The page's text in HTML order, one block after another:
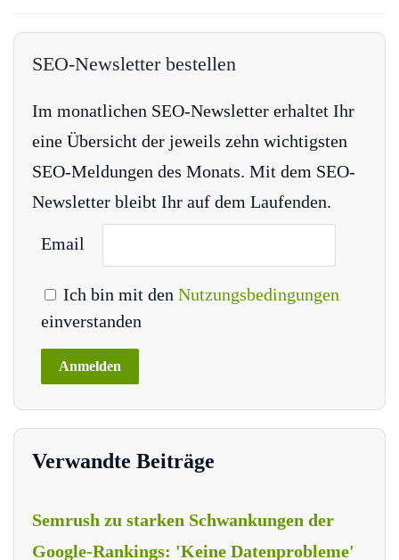
SEO-Newsletter bestellen
Im monatlichen SEO-Newsletter erhaltet Ihr
eine Übersicht der jeweils zehn wichtigsten
SEO-Meldungen des Monats. Mit dem SEO-
Newsletter bleibt Ihr auf dem Laufenden.
Email
Ich bin mit den Nutzungsbedingungen
einverstanden
Verwandte Beiträge
Semrush zu starken Schwankungen der
Google-Rankings: 'Keine Datenprobleme'